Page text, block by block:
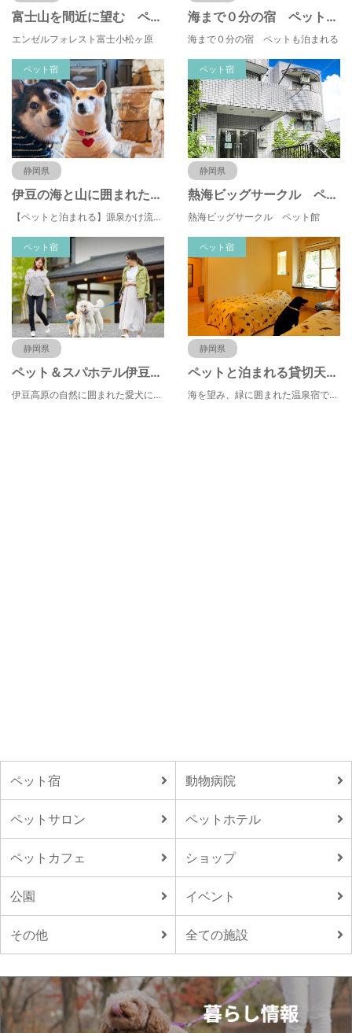
富士山を間近に望む ペットと泊まれる貸別荘 エンゼルフォレスト富士小松ヶ原
エンゼルフォレスト富士小松ヶ原
海まで０分の宿 ペットも泊まれる 海岸通り
海まで０分の宿 ペットも泊まれる
ペット宿
静岡県
伊豆の海と山に囲まれた ペットと泊まれる温泉付貸別荘 エンゼルフォレスト大川汐見崎
【ペットと泊まれる】源泉かけ流し温泉付の1棟貸切別荘（自炊OK）全別荘内装リフォーム済み♪
ペット宿
静岡県
熱海ビッグサークル ペット館
熱海ビッグサークル ペット館
ペット宿
静岡県
ペット＆スパホテル伊豆ワン
伊豆高原の自然に囲まれた愛犬に優しい宿。広大なドックランと温泉・寿司フルコースで愛犬と素敵な思い出を
ペット宿
静岡県
ペットと泊まれる貸切天然温泉の宿 マーフィ
海を望み、緑に囲まれた温泉宿で、愛犬とゆったりした時間をお過ごし下さい。地魚や手作り和食でおもてなし
ペット宿 動物病院
ペットサロン ペットホテル
ペットカフェ ショップ
公園 イベント
その他 全ての施設